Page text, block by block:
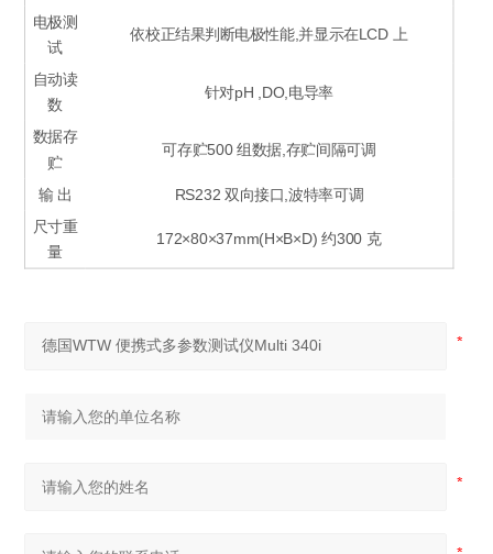
电极测
试
依校正结果判断电极性能,并显示在LCD 上
自动读
数
针对pH ,DO,电导率
数据存
贮
可存贮500 组数据,存贮间隔可调
输 出 RS232 双向接口,波特率可调
尺寸重
量
172×80×37mm(H×B×D) 约300 克